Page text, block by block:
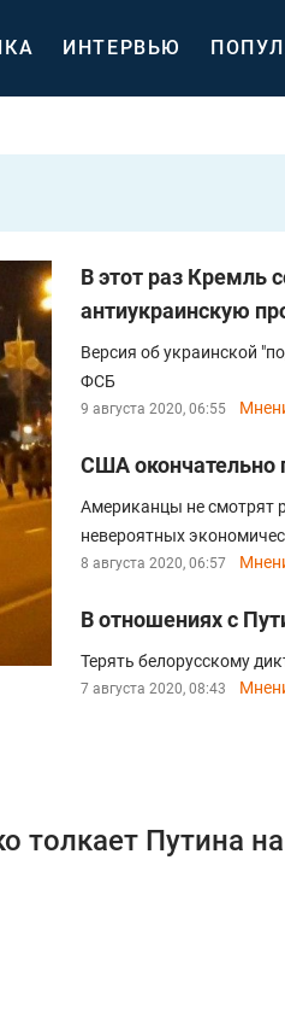
ИНТЕРВЬЮ
В этот раз Кремль
антиукраинскую
Версия об украинской
ФСБ
9 августа 2020, 06:55
США окончательно
Американцы не смотрят
невероятных
8 августа 2020, 06:57
В отношениях с
Терять белорусскому
7 августа 2020, 08:43
толкает Путина